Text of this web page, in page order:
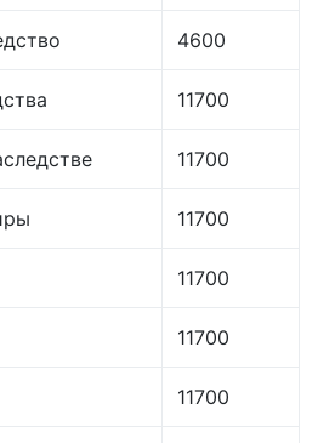
4600
11700
11700
11700
11700
11700
11700